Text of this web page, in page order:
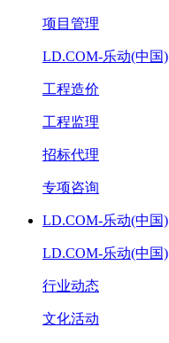
项目管理
LD.COM-乐动(中国)
工程造价
工程监理
招标代理
专项咨询
LD.COM-乐动(中国)
LD.COM-乐动(中国)
行业动态
文化活动